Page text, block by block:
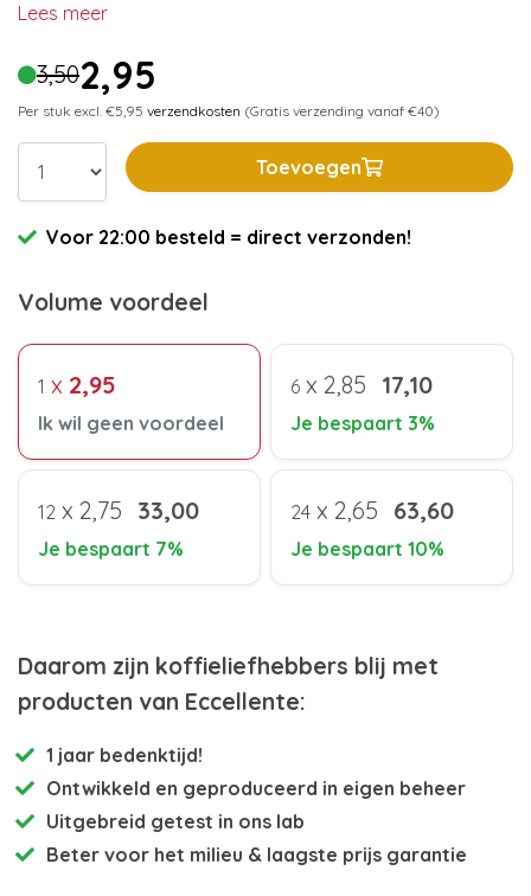
Lees meer
3,502,95
Per stuk excl. €5,95 verzendkosten (Gratis verzending vanaf €40)
Toevoegen
Voor 22:00 besteld = direct verzonden!
Volume voordeel
1 x 2,95
Ik wil geen voordeel
6 x 2,85 17,10
Je bespaart 3%
12 x 2,75 33,00
Je bespaart 7%
24 x 2,65 63,60
Je bespaart 10%
Daarom zijn koffieliefhebbers blij met
producten van Eccellente:
1 jaar bedenktijd!
Ontwikkeld en geproduceerd in eigen beheer
Uitgebreid getest in ons lab
Beter voor het milieu & laagste prijs garantie